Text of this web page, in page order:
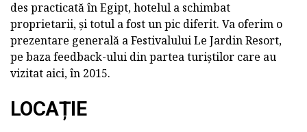
des practicată în Egipt, hotelul a schimbat
proprietarii, și totul a fost un pic diferit. Va oferim o
prezentare generală a Festivalului Le Jardin Resort,
pe baza feedback-ului din partea turiștilor care au
vizitat aici, în 2015.
LOCAȚIE